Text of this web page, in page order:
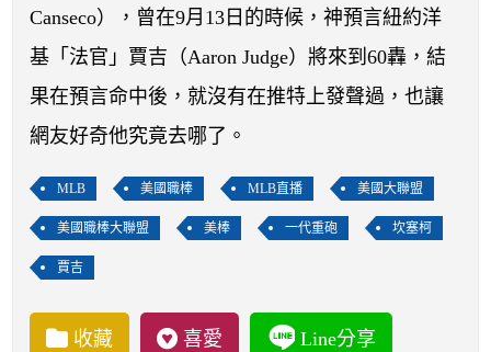
Canseco），曾在9月13日的時候，神預言紐約洋
基「法官」賈吉（Aaron Judge）將來到60轟，結
果在預言命中後，就沒有在推特上發聲過，也讓
網友好奇他究竟去哪了。
MLB 美國職棒 MLB直播 美國大聯盟
美國職棒大聯盟 美棒 一代重砲 坎塞柯
賈吉
收藏 喜愛 Line分享